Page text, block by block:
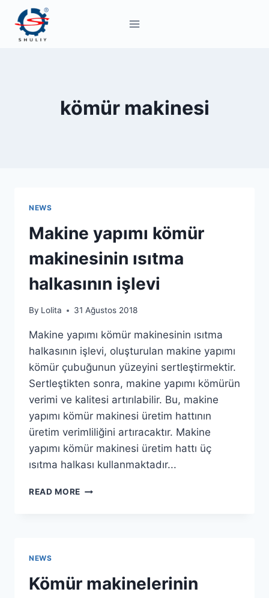
content
kömür makinesi
NEWS
Makine yapımı kömür
makinesinin ısıtma
halkasının işlevi
By Lolita 31 Ağustos 2018
Makine yapımı kömür makinesinin ısıtma
halkasının işlevi, oluşturulan makine yapımı
kömür çubuğunun yüzeyini sertleştirmektir.
Sertleştikten sonra, makine yapımı kömürün
verimi ve kalitesi artırılabilir. Bu, makine
yapımı kömür makinesi üretim hattının
üretim verimliliğini artıracaktır. Makine
yapımı kömür makinesi üretim hattı üç
ısıtma halkası kullanmaktadır...
READ MORE MAKINE
NEWS
Kömür makinelerinin